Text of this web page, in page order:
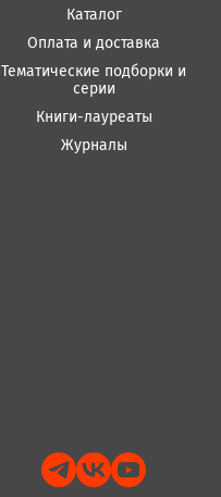
Каталог
Оплата и доставка
Тематические подборки и
серии
Книги-лауреаты
Журналы